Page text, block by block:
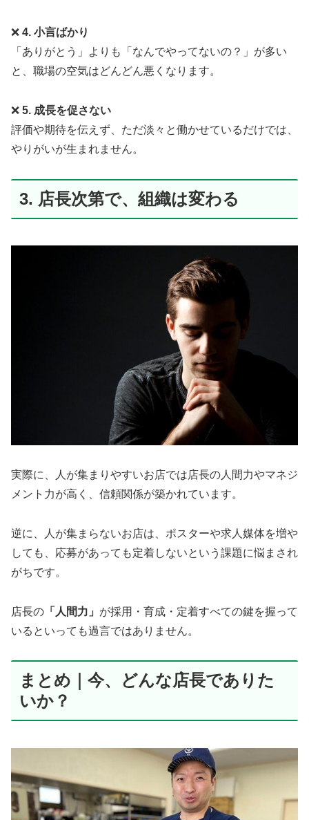
❌ 4. 小言ばかり
「ありがとう」よりも「なんでやってないの？」が多い
と、職場の空気はどんどん悪くなります。
❌ 5. 成長を促さない
評価や期待を伝えず、ただ淡々と働かせているだけでは、
やりがいが生まれません。
3. 店長次第で、組織は変わる
実際に、人が集まりやすいお店では店長の人間力やマネジ
メント力が高く、信頼関係が築かれています。
逆に、人が集まらないお店は、ポスターや求人媒体を増や
しても、応募があっても定着しないという課題に悩まされ
がちです。
店長の 「人間力」 が採用・育成・定着すべての鍵を握って
いるといっても過言ではありません。
まとめ｜今、どんな店長でありた
いか？